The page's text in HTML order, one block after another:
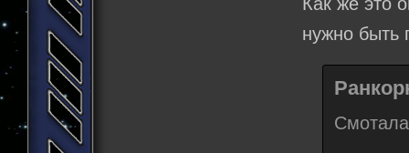
нужно быть